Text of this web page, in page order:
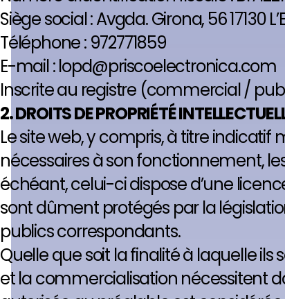
Siège social : Avgda. Girona, 56 17130
Téléphone : 972771859
E-mail : lopd@priscoelectronica.com
Inscrite au registre (commercial /
2. DROITS DE PROPRIÉTÉ
Le site web, y compris, à titre
nécessaires à son fonctionnement,
échéant, celui-ci dispose d’une
sont dûment protégés par la
publics correspondants.
Quelle que soit la finalité à laquelle ils
et la commercialisation nécessitent